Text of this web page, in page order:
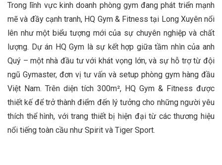
Trong lĩnh vực kinh doanh phòng gym đang phát triển mạnh
mẽ và đầy cạnh tranh, HQ Gym & Fitness tại Long Xuyên nổi
lên như một biểu tượng mới của sự chuyên nghiệp và chất
lượng. Dự án HQ Gym là sự kết hợp giữa tầm nhìn của anh
Quý – một nhà đầu tư với khát vọng lớn, và sự hỗ trợ từ đội
ngũ Gymaster, đơn vị tư vấn và setup phòng gym hàng đầu
Việt Nam. Trên diện tích 300m², HQ Gym & Fitness được
thiết kế để trở thành điểm đến lý tưởng cho những người yêu
thích thể hình, với trang thiết bị hiện đại từ các thương hiệu
nổi tiếng toàn cầu như Spirit và Tiger Sport.